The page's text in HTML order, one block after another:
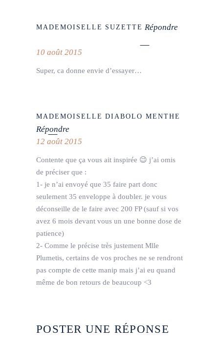
MADEMOISELLE SUZETTE Répondre
10 août 2015
Super, ca donne envie d’essayer…
MADEMOISELLE DIABOLO MENTHE
Répondre
12 août 2015
Contente que ça vous ait inspirée 😉 j’ai omis
de préciser que :
1- je n’ai envoyé que 35 faire part donc
seulement 35 enveloppe à doubler. je vous
déconseille de le faire avec 200 FP (sauf si vos
avez 6 mois devant vous un une bonne dose de
patience)
2- Comme le précise très justement Mlle
Plumetis, certains de vos proches ne se rendront
pas compte de cette manip mais j’ai eu quand
même de bon retours de beaucoup <3
POSTER UNE RÉPONSE